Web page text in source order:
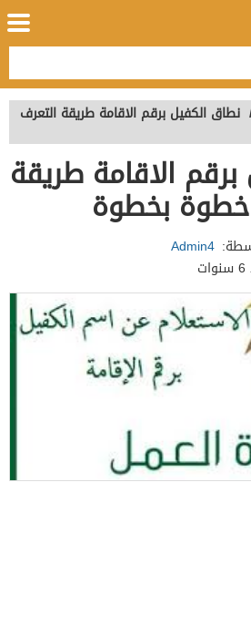
نطاق الكفيل برقم الاقامة طريقة التعرف
الاقامة طريقة
خطوة بخطوة
Admin4